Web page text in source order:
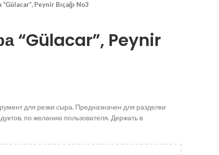
Peynir Bıçağı No3
“Gülacar”, Peynir
для резки сыра. Предназначен для разделки
по желанию пользователя. Держать в